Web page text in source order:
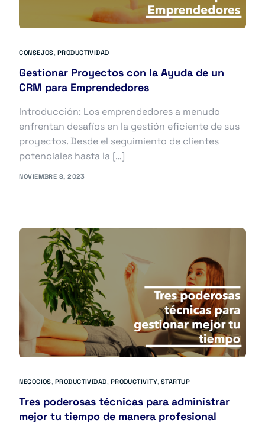
CONSEJOS, PRODUCTIVIDAD
Gestionar Proyectos con la Ayuda de un
CRM para Emprendedores
Introducción: Los emprendedores a menudo
enfrentan desafíos en la gestión eficiente de sus
proyectos. Desde el seguimiento de clientes
potenciales hasta la […]
NOVIEMBRE 8, 2023
NEGOCIOS, PRODUCTIVIDAD, PRODUCTIVITY, STARTUP
Tres poderosas técnicas para administrar
mejor tu tiempo de manera profesional